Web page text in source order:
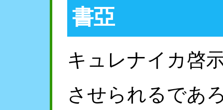
書亞
キュレナイカ啓
させられるであ